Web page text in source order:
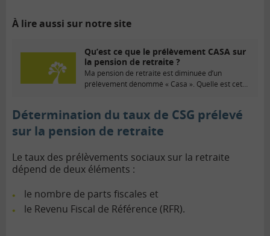
À lire aussi sur notre site
Qu’est ce que le prélèvement CASA sur
la pension de retraite ?
Ma pension de retraite est diminuée d’un
prélèvement dénommé « Casa ». Quelle est cette
Détermination du taux de CSG prélevé
sur la pension de retraite
Le taux des prélèvements sociaux sur la retraite
dépend de deux éléments :
le nombre de parts fiscales et
le Revenu Fiscal de Référence (RFR).